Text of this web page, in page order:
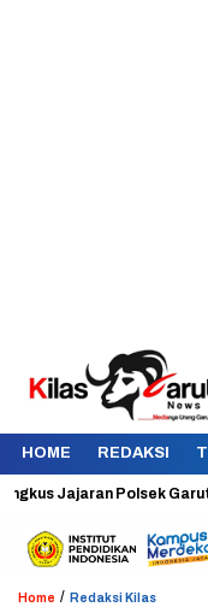
HOME REDAKSI
Polsek Garut Kota
Home / Redaksi Kilas